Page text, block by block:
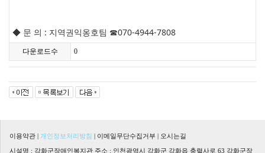
◆ 문 의 : 지역권익옹호팀 ☎070-4944-7808
다운로드수 0
이용약관 | 개인정보처리방침 | 이메일무단수집거부 | 오시는길
시설명 : 강화군장애인복지관 주소 : 인천광역시 강화군 강화읍 충렬사로 63 강화군장